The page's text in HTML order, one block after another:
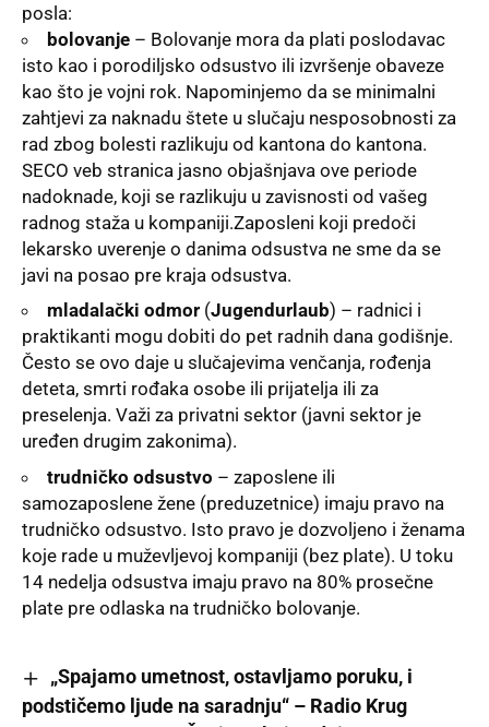
posla:
bolovanje – Bolovanje mora da plati poslodavac
isto kao i porodiljsko odsustvo ili izvršenje obaveze
kao što je vojni rok. Napominjemo da se minimalni
zahtjevi za naknadu štete u slučaju nesposobnosti za
rad zbog bolesti razlikuju od kantona do kantona.
SECO veb stranica jasno objašnjava ove periode
nadoknade, koji se razlikuju u zavisnosti od vašeg
radnog staža u kompaniji.Zaposleni koji predoči
lekarsko uverenje o danima odsustva ne sme da se
javi na posao pre kraja odsustva.
mladalački odmor (Jugendurlaub) – radnici i
praktikanti mogu dobiti do pet radnih dana godišnje.
Često se ovo daje u slučajevima venčanja, rođenja
deteta, smrti rođaka osobe ili prijatelja ili za
preselenja. Važi za privatni sektor (javni sektor je
uređen drugim zakonima).
trudničko odsustvo – zaposlene ili
samozaposlene žene (preduzetnice) imaju pravo na
trudničko odsustvo. Isto pravo je dozvoljeno i ženama
koje rade u muževljevoj kompaniji (bez plate). U toku
14 nedelja odsustva imaju pravo na 80% prosečne
plate pre odlaska na trudničko bolovanje.
„Spajamo umetnost, ostavljamo poruku, i
podstičemo ljude na saradnju“ – Radio Krug